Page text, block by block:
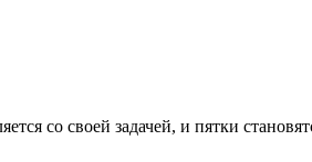
со своей задачей, и пятки